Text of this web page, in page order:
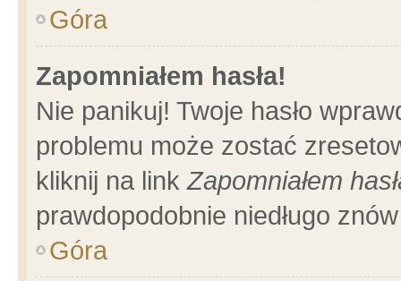
Góra
Zapomniałem hasła!
Nie panikuj! Twoje hasło
problemu może zostać
kliknij na linkZapomniałem
prawdopodobnie niedługo
Góra